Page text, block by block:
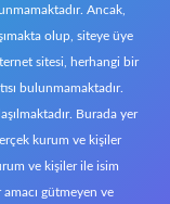
Ancak,
olup, siteye üye
sitesi, herhangi bir
bulunmamaktadır.
Burada yer
kurum ve kişiler
ve kişiler ile isim
gütmeyen ve